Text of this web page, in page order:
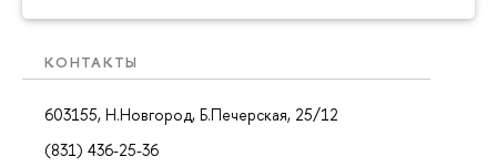
КОНТАКТЫ
603155, Н.Новгород, Б.Печерская, 25/12
(831) 436-25-36